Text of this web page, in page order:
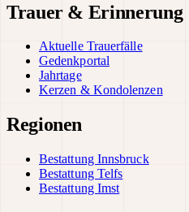
Trauer & Erinnerung
Aktuelle Trauerfälle
Gedenkportal
Jahrtage
Kerzen & Kondolenzen
Regionen
Bestattung Innsbruck
Bestattung Telfs
Bestattung Imst